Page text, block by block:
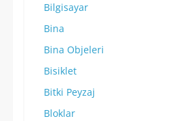
Bilgisayar
Bina
Bina Objeleri
Bisiklet
Bitki Peyzaj
Bloklar